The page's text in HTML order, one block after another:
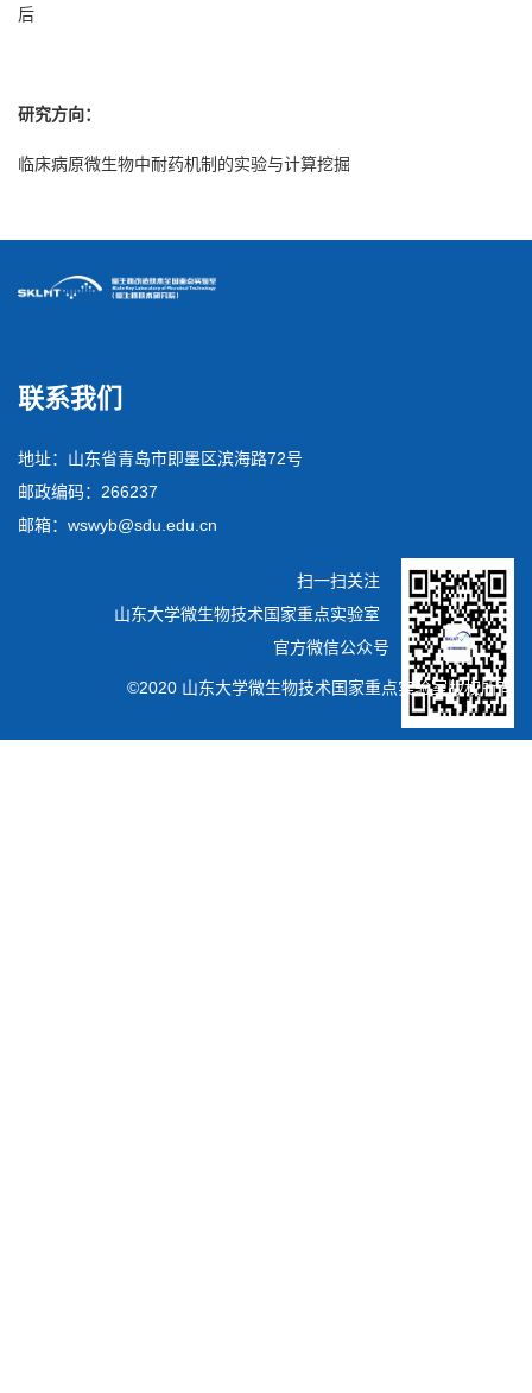
后
研究方向：
临床病原微生物中耐药机制的实验与计算挖掘
联系我们
地址：山东省青岛市即墨区滨海路72号
邮政编码：266237
邮箱：wswyb@sdu.edu.cn
扫一扫关注
山东大学微生物技术国家重点实验室
官方微信公众号
©2020 山东大学微生物技术国家重点实验室版权所有